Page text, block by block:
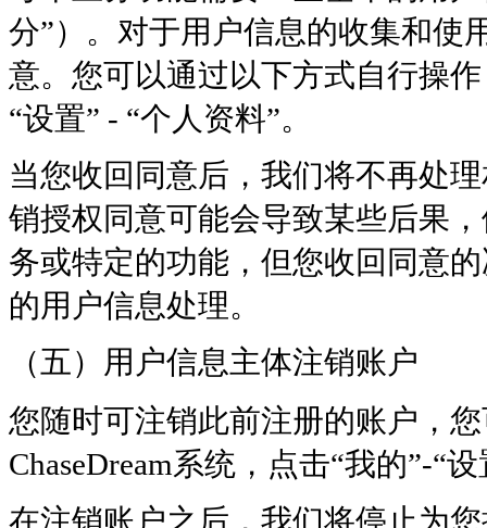
分”）。对于用户信息的收集和使
意。您可以通过以下方式自行操作
“设置” - “个人资料”。
当您收回同意后，我们将不再处
销授权同意可能会导致某些后果
务或特定的功能，但您收回同意
的用户信息处理。
（五）用户信息主体注销账户
您随时可注销此前注册的账户，
ChaseDream系统，点击“我的”-“
在注销账户之后，我们将停止为